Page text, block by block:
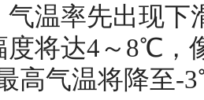
气温率先出现下
度将达4～8℃，
高气温将降至-